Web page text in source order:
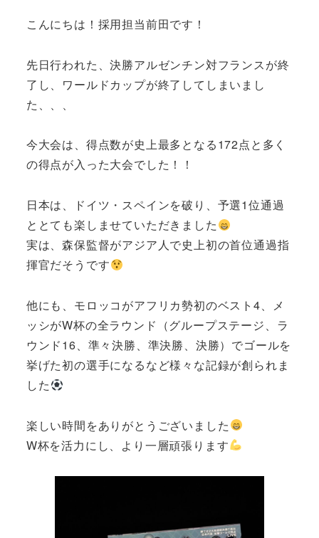
こんにちは！採用担当前田です！
先日行われた、決勝アルゼンチン対フランスが終
了し、ワールドカップが終了してしまいまし
た、、、
今大会は、得点数が史上最多となる172点と多く
の得点が入った大会でした！！
日本は、ドイツ・スペインを破り、予選1位通過
ととても楽しませていただきました
実は、森保監督がアジア人で史上初の首位通過指
揮官だそうです
他にも、モロッコがアフリカ勢初のベスト4、メ
ッシがW杯の全ラウンド（グループステージ、ラ
ウンド16、準々決勝、準決勝、決勝）でゴールを
挙げた初の選手になるなど様々な記録が創られま
した
楽しい時間をありがとうございました
W杯を活力にし、より一層頑張ります